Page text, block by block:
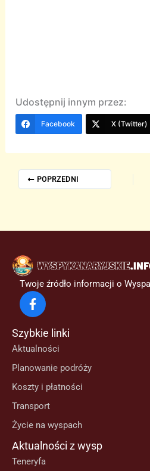
Udostępnij innym przez:
Facebook X (Twitter)
POPRZEDNI
Twoje źródło informacji o
Szybkie linki
Aktualności
Planowanie podróży
Koszty i płatności
Transport
Życie na wyspach
Aktualności z wysp
Teneryfa